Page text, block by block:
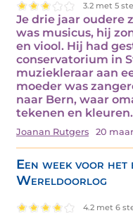
3.2 met 5
Je drie jaar oudere
was musicus, hij
en viool. Hij had
conservatorium in
muziekleraar aan
moeder was
naar Bern, waar
tekenen en
Joanan Rutgers 20
Een week voor het
Wereldoorlog
4.2 met 6